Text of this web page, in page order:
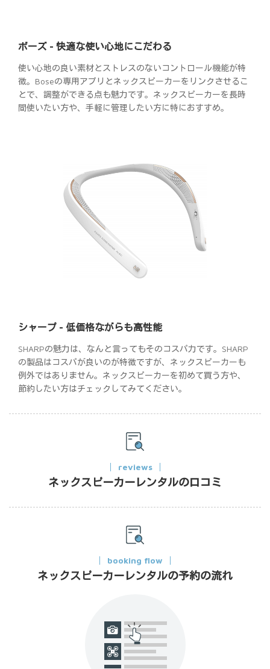
ボーズ - 快適な使い心地にこだわる
使い心地の良い素材とストレスのないコントロール機能が特
徴。Boseの専用アプリとネックスピーカーをリンクさせるこ
とで、調整ができる点も魅力です。ネックスピーカーを長時
間使いたい方や、手軽に管理したい方に特におすすめ。
シャープ - 低価格ながらも高性能
SHARPの魅力は、なんと言ってもそのコスパ力です。SHARP
の製品はコスパが良いのが特徴ですが、ネックスピーカーも
例外ではありません。ネックスピーカーを初めて買う方や、
節約したい方はチェックしてみてください。
reviews
ネックスピーカーレンタルの口コミ
booking flow
ネックスピーカーレンタルの予約の流れ